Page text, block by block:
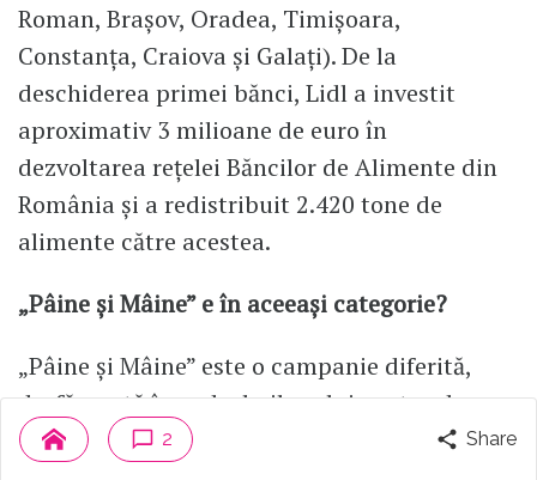
Roman, Brașov, Oradea, Timișoara,
Constanța, Craiova și Galați). De la
deschiderea primei bănci, Lidl a investit
aproximativ 3 milioane de euro în
dezvoltarea reţelei Băncilor de Alimente din
România și a redistribuit 2.420 tone de
alimente către acestea.
„Pâine și Mâine” e în aceeași categorie?
„Pâine și Mâine” este o campanie diferită,
desfășurată în cadrul pilonului nostru de
educație, prin care oferim o masă caldă în
2 Share